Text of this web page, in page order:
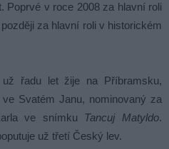
Poprvé v roce 2008 za hlavní roli
za hlavní roli v historickém
řadu let žije na Příbramsku,
Svatém Janu, nominovaný za
ve snímku Tancuj Matyldo.
už třetí Český lev.